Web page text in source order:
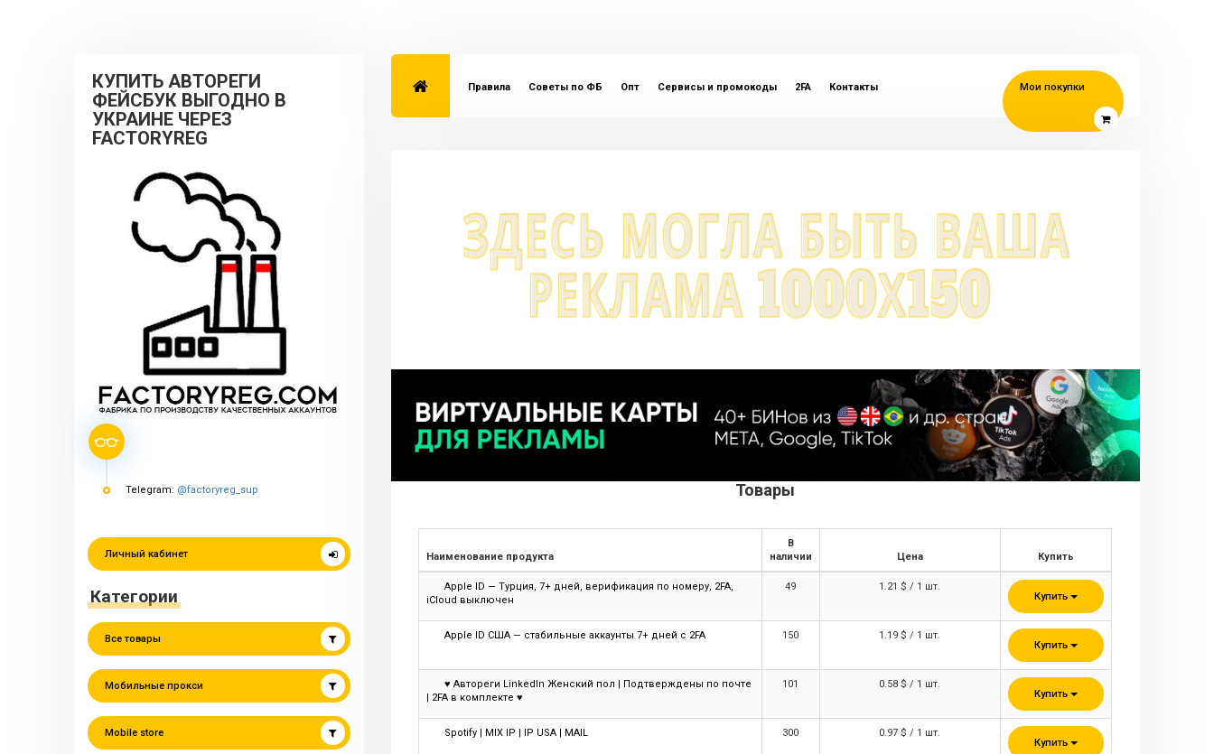
КУПИТЬ АВТОРЕГИ
ФЕЙСБУК ВЫГОДНО В
УКРАИНЕ ЧЕРЕЗ
FACTORYREG
Telegram: @factoryreg_sup
Личный кабинет
Категории
Все товары
Мобильные прокси
Mobile store
Правила Советы по ФБ Опт Сервисы и промокоды 2FA Контакты Мои покупки
Товары
Наименование продукта
В
наличии
Цена Купить
Apple ID — Турция, 7+ дней, верификация по номеру, 2FA,
iCloud выключен
49
1.21 $ / 1 шт.
Купить
Apple ID США — стабильные аккаунты 7+ дней с 2FA 150
1.19 $ / 1 шт.
Купить
♥ Автореги LinkedIn Женский пол | Подтверждены по почте
| 2FA в комплекте ♥
101
0.58 $ / 1 шт.
Купить
Spotify | MIX IP | IP USA | MAIL 300
0.97 $ / 1 шт.
Купить